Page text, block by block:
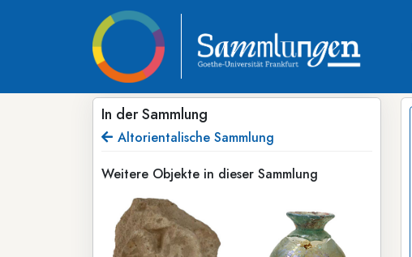
In der Sammlung
Altorientalische Sammlung
Weitere Objekte in dieser Sammlung